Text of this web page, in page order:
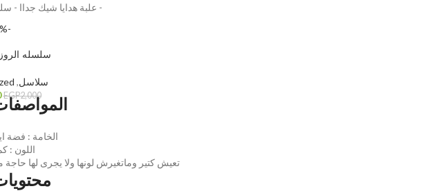
- علبة هدايا شيك جداا -
-29%
سلسله
سلاسل,
EGP2,000
الخامة : فضة
اللون :
تعيش كتير وماتغيرش لونها ولا يجرى لها حاجة